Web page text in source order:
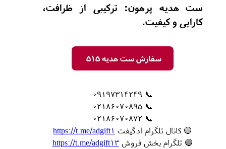
ست هدیه پرهون: ترکیبی از ظرافت،
کارایی و کیفیت.
سفارش ست هدیه 515
📞 09197314249
📞 02186070895
📞 02186070872
🔵 کانال تلگرام ادگیفت https://t.me/adgift1
🔵 تلگرام بخش فروشhttps://t.me/adgift13